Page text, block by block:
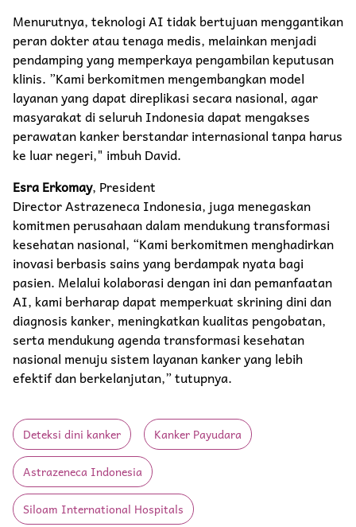
Menurutnya, teknologi AI tidak bertujuan menggantikan
peran dokter atau tenaga medis, melainkan menjadi
pendamping yang memperkaya pengambilan keputusan
klinis. ”Kami berkomitmen mengembangkan model
layanan yang dapat direplikasi secara nasional, agar
masyarakat di seluruh Indonesia dapat mengakses
perawatan kanker berstandar internasional tanpa harus
ke luar negeri," imbuh David.
Esra Erkomay, President
Director Astrazeneca Indonesia, juga menegaskan
komitmen perusahaan dalam mendukung transformasi
kesehatan nasional, “Kami berkomitmen menghadirkan
inovasi berbasis sains yang berdampak nyata bagi
pasien. Melalui kolaborasi dengan ini dan pemanfaatan
AI, kami berharap dapat memperkuat skrining dini dan
diagnosis kanker, meningkatkan kualitas pengobatan,
serta mendukung agenda transformasi kesehatan
nasional menuju sistem layanan kanker yang lebih
efektif dan berkelanjutan,” tutupnya.
Deteksi dini kanker Kanker Payudara
Astrazeneca Indonesia
Siloam International Hospitals